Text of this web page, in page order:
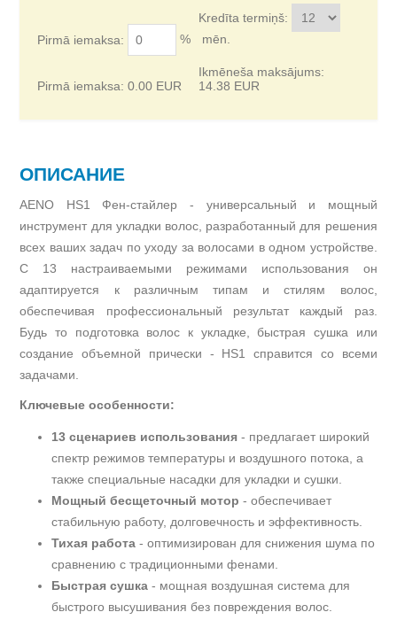
Pirmā iemaksa: %
Kredīta termiņš:
mēn.
Pirmā iemaksa:0.00 EUR
Ikmēneša maksājums:
14.38 EUR
ОПИСАНИЕ
AENO HS1 Фен-стайлер - универсальный и мощный
инструмент для укладки волос, разработанный для решения
всех ваших задач по уходу за волосами в одном устройстве.
С 13 настраиваемыми режимами использования он
адаптируется к различным типам и стилям волос,
обеспечивая профессиональный результат каждый раз.
Будь то подготовка волос к укладке, быстрая сушка или
создание объемной прически - HS1 справится со всеми
задачами.
Ключевые особенности:
13 сценариев использования - предлагает широкий
спектр режимов температуры и воздушного потока, а
также специальные насадки для укладки и сушки.
Мощный бесщеточный мотор - обеспечивает
стабильную работу, долговечность и эффективность.
Тихая работа - оптимизирован для снижения шума по
сравнению с традиционными фенами.
Быстрая сушка - мощная воздушная система для
быстрого высушивания без повреждения волос.